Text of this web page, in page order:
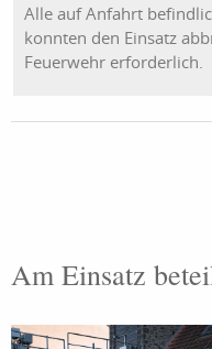
Alle auf Anfahrt
konnten den Einsatz
Feuerwehr erforderlich.
Am Einsatz